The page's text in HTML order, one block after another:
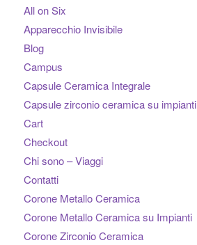
All on Six
Apparecchio Invisibile
Blog
Campus
Capsule Ceramica Integrale
Capsule zirconio ceramica su impianti
Cart
Checkout
Chi sono – Viaggi
Contatti
Corone Metallo Ceramica
Corone Metallo Ceramica su Impianti
Corone Zirconio Ceramica